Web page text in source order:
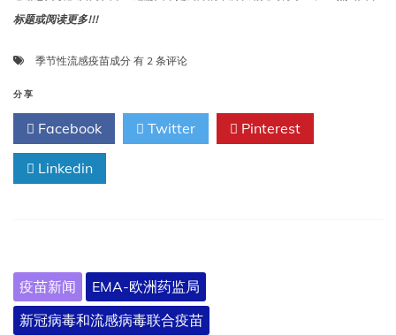
标题或阅读更多!!!
季节性流感疫苗成分 欧
于
2026/2027
年
疫
苗
成
分
有 2 条评论
分享
Facebook Twitter Pinterest
Linkedin
疫苗新闻
EMA-欧洲药监局
新冠病毒和流感病毒联合疫苗